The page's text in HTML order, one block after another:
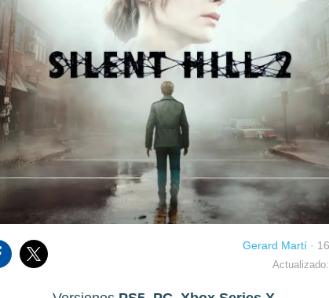
Gerard Martí ·